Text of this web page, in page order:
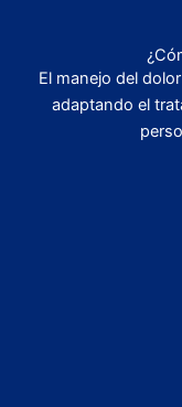
El manejo del
adaptando el